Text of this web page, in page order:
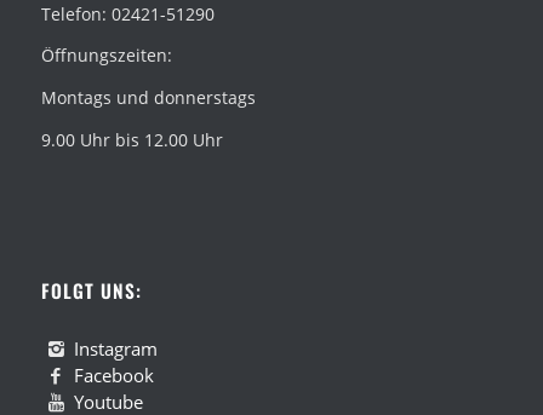
Telefon: 02421-51290
Öffnungszeiten:
Montags und donnerstags
9.00 Uhr bis 12.00 Uhr
FOLGT UNS:
Instagram
Facebook
Youtube